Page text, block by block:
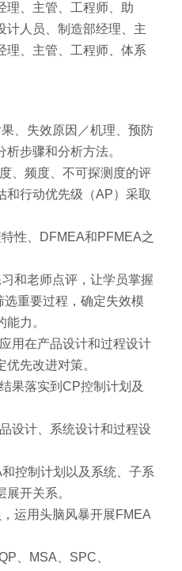
理、主管、工程师、助
计人员、制造部经理、主
理、主管、工程师、体系
、失效原因／机理、预防
步骤和分析方法。
、频度、不可探测度的评
和行动优先级（AP）采取
性、DFMEA和PFMEA之
和老师点评，让学员掌握
重要过程，确定失效模
力。
用在产品设计和过程设计
先改进对策。
果落实到CP控制计划及
设计、系统设计和过程设
控制计划以及系统、子系
开关系。
运用头脑风暴开展FMEA
、MSA、SPC、